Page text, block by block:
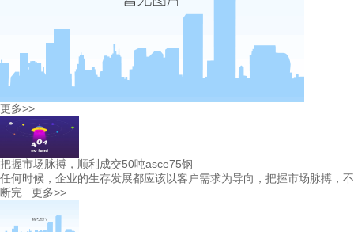
更多>>
把握市场脉搏，顺利成交50吨asce75钢
任何时候，企业的生存发展都应该以客户需求为导向，把握市场脉搏，不
断完... 更多>>